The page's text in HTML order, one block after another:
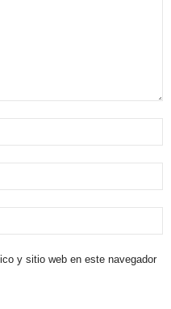
y sitio web en este navegador